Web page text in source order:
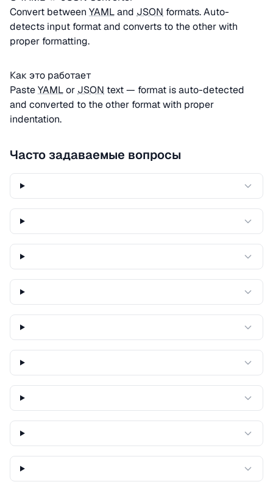
Convert between YAMLand JSON formats. Auto-
detects input format and converts to the other with
proper formatting.
Как это работает
PasteYAMLor JSON text — format is auto-detected
and converted to the other format with proper
indentation.
Часто задаваемые вопросы